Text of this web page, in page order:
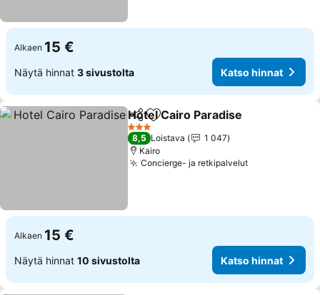
Alkaen 15 €
Näytä hinnat 3 sivustolta Katso hinnat
Jaa Lisää suosikkeihin
Hotel Cairo Paradise
3 Tähtiluokitus
8,5 Loistava
1 047
Kairo
Concierge- ja retkipalvelut
Alkaen 15 €
Näytä hinnat 10 sivustolta Katso hinnat